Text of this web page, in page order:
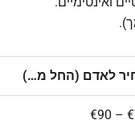
לאדם (החל מ…)